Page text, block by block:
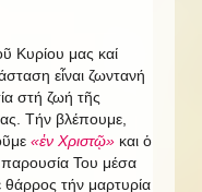
Κυρίου μας καί
εἶναι ζωντανή
στή ζωή τῆς
Τήν βλέπουμε,
«ἐν Χριστῷ» και ὁ
παρουσία Του μέσα
θάρρος τήν μαρτυρία